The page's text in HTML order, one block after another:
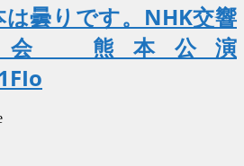
は曇りです。NHK交響
会 熊本公演